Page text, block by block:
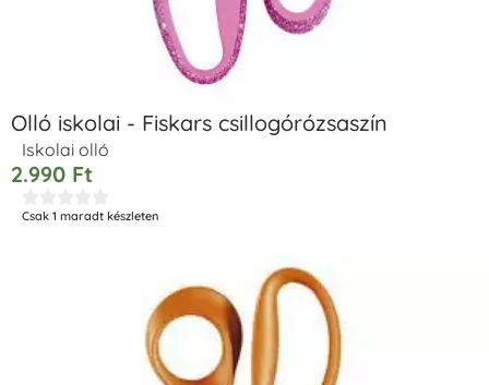
Olló iskolai - Fiskars csillogórózsaszín
Iskolai olló
2.990 Ft
Csak 1 maradt készleten